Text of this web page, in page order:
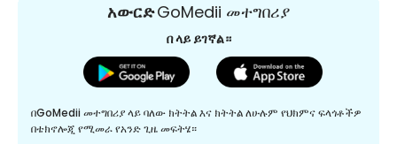
አውርድGoMedii መተግበሪያ
በ ላይ ይገኛል።
በGoMedii መተግበሪያ ላይ ባለው ክትትል እና ክትትል ለሁሉም የህክምና ፍላጎቶችዎ
በቴክኖሎጂ የሚመራ የአንድ ጊዜ መፍትሄ።